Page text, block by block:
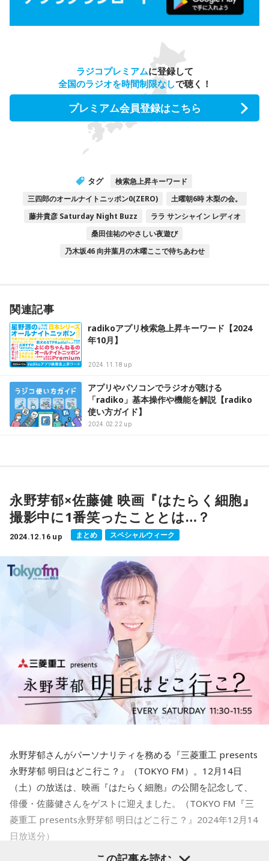
ラジコプレミアムに登録して
全国のラジオを時間制限なしで聴く！
プレミアム会員登録はこちら
タグ
検索急上昇キーワード
三四郎のオールナイトニッポン0(ZERO)
土曜朝6時 木梨の会。
藤井貴彦 Saturday Night Buzz
ララ サンシャイン レディオ
桑田佳祐のやさしい夜遊び
乃木坂46 向井葉月の木曜ここで待ちあわせ
関連記事
radikoアプリ検索急上昇キーワード【2024
年10月】
2024.11.18 up
アプリやパソコンでラジオが聴ける
「radiko」基本操作や機能を解説【radiko
使い方ガイド】
2024.02.22 up
永野芽郁×佐藤健 映画『はたらく細胞』
撮影中に1番笑ったこととは…？
2024.12.16 up まとめ スペシャルウィーク
永野芽郁さんがパーソナリティを務める『三菱重工 presents
永野芽郁 明日はどこ行こ？』（TOKYO FM）。12月14日
（土）の放送は、映画『はたらく細胞』の公開を記念して、
俳優・佐藤健さんをゲストに迎えました。（TOKYO FM『三
菱重工 presents永野芽郁 明日はどこ行こ？』2024年12月14
日放送分）